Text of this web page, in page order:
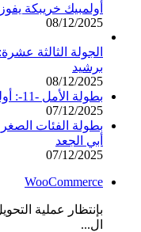
أولمبيك خريبكة
08/12/2025
الجولة الثالثة
برشيد
08/12/2025
بطولة الأمل -11-: أولمبيك خريبكة يفوز على وداد تمارة
07/12/2025
أبي الجعد
07/12/2025
WooCommerce
بإنتظار عملية
ال...